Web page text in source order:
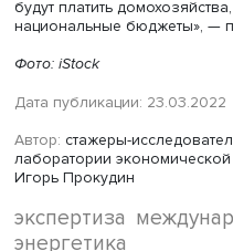
Кроме Франции к
Финляндия, которая в
первые энергоблоки на
«Росатом». На данный
согласно заявлениям
негативным образом
Владимирова, может